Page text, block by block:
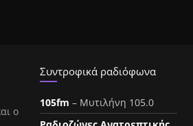
ο
Συντροφικά ραδιόφωνα
105fm – Μυτιλήνη 105.0